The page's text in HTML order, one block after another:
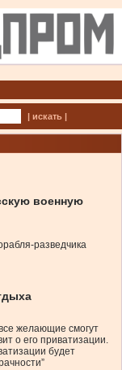
| искать |
военную
разведчика
желающие смогут
о его приватизации.
будет